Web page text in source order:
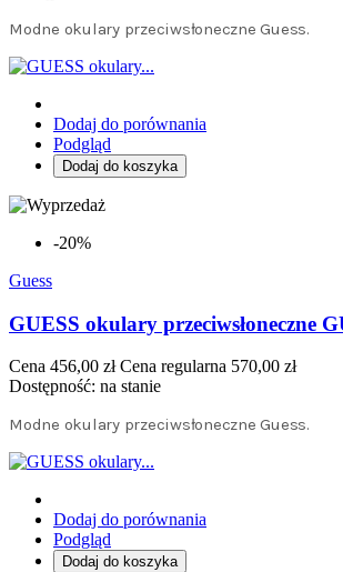
Modne okulary przeciwsłoneczne Guess.
Dodaj do porównania
Podgląd
Dodaj do koszyka
-20%
Guess
GUESS okulary przeciwsłoneczne
Cena 456,00 zł Cena regularna 570,00 zł
Dostępność: na stanie
Modne okulary przeciwsłoneczne Guess.
Dodaj do porównania
Podgląd
Dodaj do koszyka